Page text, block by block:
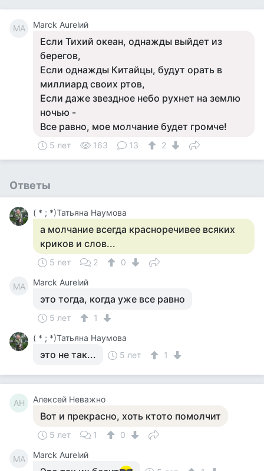
MA Marck Aurelий
Если Тихий океан, однажды выйдет из
берегов,
Если однажды Китайцы, будут орать в
миллиард своих ртов,
Если даже звездное небо рухнет на землю
ночью -
Все равно, мое молчание будет громче!
5 лет 163 13 2
Ответы
( * ; *)Татьяна Наумова
а молчание всегда красноречивее всяких
криков и слов...
5 лет 2 0
MA Marck Aurelий
это тогда, когда уже все равно
5 лет
1
( * ; *)Татьяна Наумова
это не так... 5 лет 1
АН Алексей Неважно
Вот и прекрасно, хоть ктото помолчит
5 лет 1 0
MA Marck Aurelий